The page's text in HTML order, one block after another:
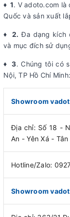
♦ 1. V adoto.com
Quốc và sản xuất
♦ 2. Đa dạng kích
và mục đích sử
♦ 3. Chúng tôi có
Nội, TP Hồ Chí Minh:
Showroom
Địa chỉ: Số 18 -
An - Yên Xá -
Hotline/Zalo:
Showroom